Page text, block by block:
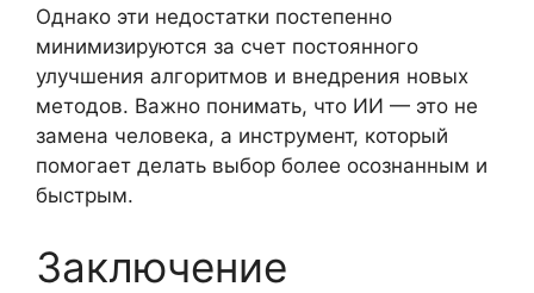
Однако эти недостатки постепенно
минимизируются за счет постоянного
улучшения алгоритмов и внедрения новых
методов. Важно понимать, что ИИ — это не
замена человека, а инструмент, который
помогает делать выбор более осознанным и
быстрым.
Заключение